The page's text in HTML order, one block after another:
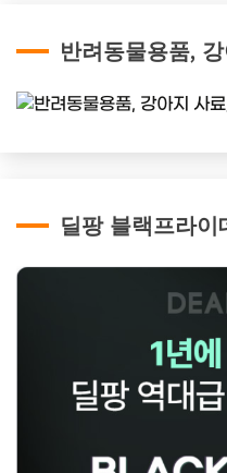
반려동물용품,
딜팡 블랙프라이